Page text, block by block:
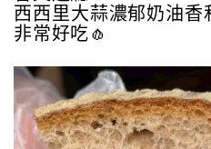
西西里大蒜濃郁奶油
非常好吃🧄